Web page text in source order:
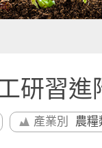
研習進
產業別 農糧